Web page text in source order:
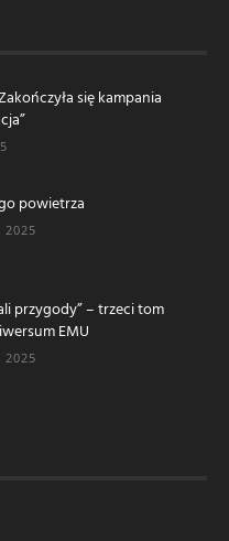
się kampania
powietrza
2025
przygody” – trzeci tom
EMU
2025